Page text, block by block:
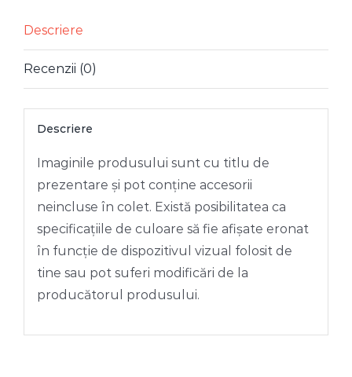
CU
PICIOR
Descriere
Recenzii (0)
Descriere
Imaginile produsului sunt cu titlu de
prezentare și pot conține accesorii
neincluse în colet. Există posibilitatea ca
specificațiile de culoare să fie afișate eronat
în funcție de dispozitivul vizual folosit de
tine sau pot suferi modificări de la
producătorul produsului.